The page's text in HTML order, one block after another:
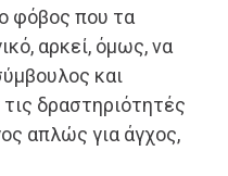
φόβος που τα
αρκεί, όμως, να
και
δραστηριότητές
απλώς για άγχος,